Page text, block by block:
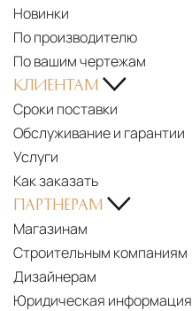
Новинки
По производителю
По вашим чертежам
КЛИЕНТАМ
Сроки поставки
Обслуживание и гарантии
Услуги
Как заказать
ПАРТНЕРАМ
Магазинам
Строительным компаниям
Дизайнерам
Юридическая информация